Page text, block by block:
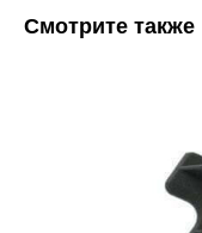
Смотрите также